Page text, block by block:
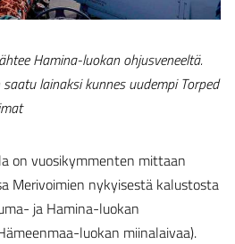
Hamina-luokan ohjusveneeltä.
lainaksi kunnes uudempi Torped
on vuosikymmenten mittaan
Merivoimien nykyisestä kalustosta
ja Hamina-luokan
luokan miinalaivaa).